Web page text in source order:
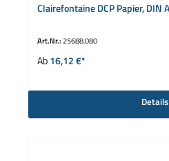
Clairefontaine DCP Papier, DIN
Art.Nr.:25688.080
Ab16,12 €*
Details